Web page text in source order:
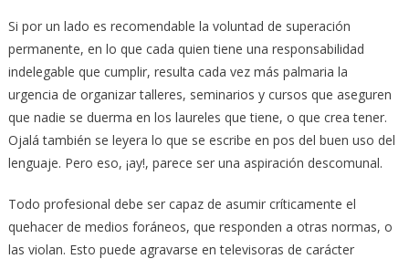
Si por un lado es recomendable la voluntad de superación
permanente, en lo que cada quien tiene una responsabilidad
indelegable que cumplir, resulta cada vez más palmaria la
urgencia de organizar talleres, seminarios y cursos que aseguren
que nadie se duerma en los laureles que tiene, o que crea tener.
Ojalá también se leyera lo que se escribe en pos del buen uso del
lenguaje. Pero eso, ¡ay!, parece ser una aspiración descomunal.
Todo profesional debe ser capaz de asumir críticamente el
quehacer de medios foráneos, que responden a otras normas, o
las violan. Esto puede agravarse en televisoras de carácter